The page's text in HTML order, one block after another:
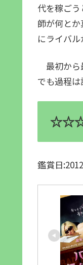
代を稼ご
師が何と
にライバ
最初から
でも過程
鑑賞日